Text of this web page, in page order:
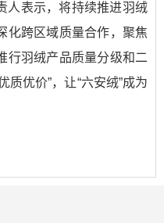
人表示，将持续推进羽绒
化跨区域质量合作，聚焦
行羽绒产品质量分级和二
质优价”，让“六安绒”成为